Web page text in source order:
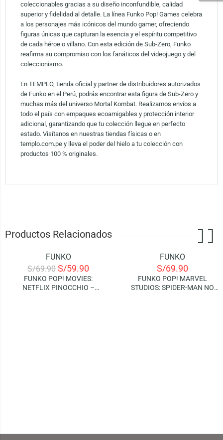
coleccionables gracias a su diseño inconfundible, calidad
superior y fidelidad al detalle. La línea Funko Pop! Games celebra
a los personajes más icónicos del mundo gamer, ofreciendo
figuras únicas que capturan la esencia y el espíritu competitivo
de cada héroe o villano. Con esta edición de Sub-Zero, Funko
reafirma su compromiso con los fanáticos del videojuego y del
coleccionismo.
En TEMPLO, tienda oficial y partner de distribuidores autorizados
de Funko en el Perú, podrás encontrar esta figura de Sub-Zero y
muchas más del universo Mortal Kombat. Realizamos envíos a
todo el país con empaques ecoamigables y protección interior
adicional, garantizando que tu colección llegue en perfecto
estado. Visítanos en nuestras tiendas físicas o en
templo.com.pe y lleva el poder del hielo a tu colección con
productos 100 % originales.
Productos Relacionados
FUNKO
S/69.90 S/59.90
FUNKO POP! MOVIES:
NETFLIX PINOCCHIO –
FUNKO
S/69.90
FUNKO POP! MARVEL
STUDIOS: SPIDER-MAN NO